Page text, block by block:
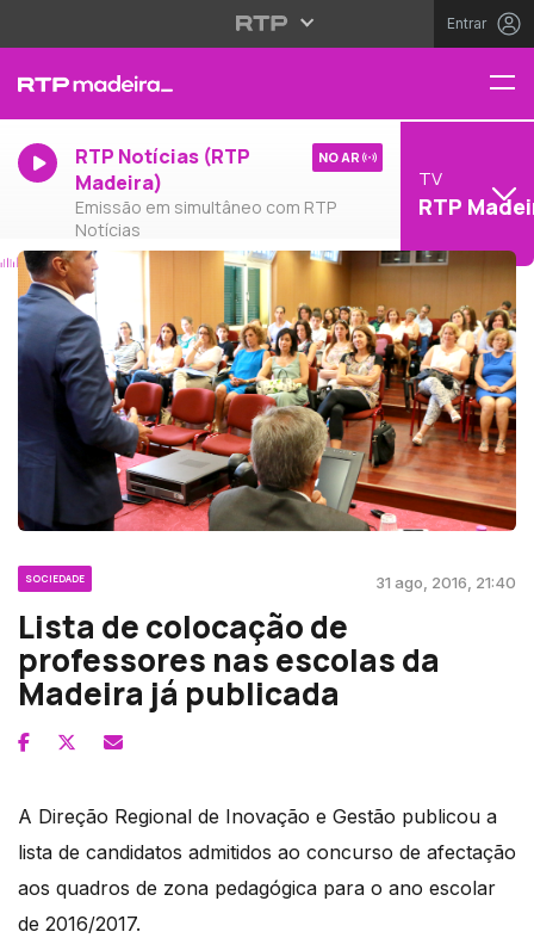
Entrar
RTP Notícias (RTP
Madeira)
Emissão em simultâneo com RTP
Notícias
NO AR
TV
RTP
SOCIEDADE 31 ago, 2016, 21:40
Lista de colocação de
professores nas escolas da
Madeira já publicada
A Direção Regional de Inovação e Gestão publicou a
lista de candidatos admitidos ao concurso de afectação
aos quadros de zona pedagógica para o ano escolar
de 2016/2017.